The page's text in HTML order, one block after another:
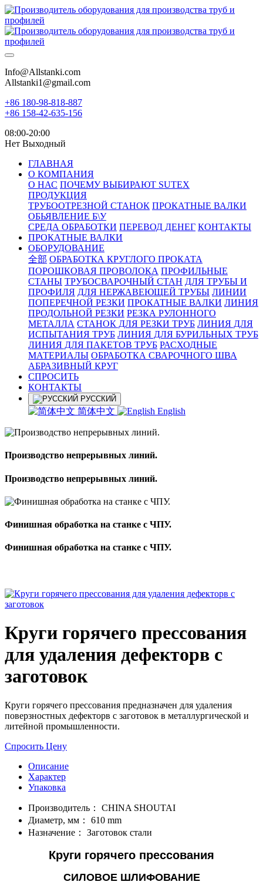
Info@Allstanki.com
Allstanki1@gmail.com
+86 180-98-818-887
+86 158-42-635-156
08:00-20:00
Нет Выходный
ГЛАВНАЯ
О КОМПАНИЯ
О НАС ПОЧЕМУ ВЫБИРАЮТ SUTEX
ПРОДУКЦИЯ
ТРУБООТРЕЗНОЙ СТАНОК ПРОКАТНЫЕ ВАЛКИ
ОБЬЯВЛЕНИЕ Б\У
СРЕДА ОБРАБОТКИ ПЕРЕВОД ДЕНЕГ КОНТАКТЫ
ПРОКАТНЫЕ ВАЛКИ
ОБОРУДОВАНИЕ
全部 ОБРАБОТКА КРУГЛОГО ПРОКАТА
ПОРОШКОВАЯ ПРОВОЛОКА ПРОФИЛЬНЫЕ
СТАНЫ ТРУБОСВАРОЧНЫЙ СТАН ДЛЯ ТРУБЫ И
ПРОФИЛЯ ДЛЯ НЕРЖАВЕЮЩЕЙ ТРУБЫ ЛИНИИ
ПОПЕРЕЧНОЙ РЕЗКИ ПРОКАТНЫЕ ВАЛКИ ЛИНИЯ
ПРОДОЛЬНОЙ РЕЗКИ РЕЗКА РУЛОННОГО
МЕТАЛЛА СТАНОК ДЛЯ РЕЗКИ ТРУБ ЛИНИЯ ДЛЯ
ИСПЫТАНИЯ ТРУБ ЛИНИЯ ДЛЯ БУРИЛЬНЫХ ТРУБ
ЛИНИЯ ДЛЯ ПАКЕТОВ ТРУБ РАСХОДНЫЕ
МАТЕРИАЛЫ OБРАБОТКА СВАРОЧНОГО ШВА
АБРАЗИВНЫЙ КРУГ
СПРОСИТЬ
КОНТАКТЫ
РУССКИЙ
简体中文 English
Производство непрерывных линий.
Производство непрерывных линий.
Финишная обработка на станке с ЧПУ.
Финишная обработка на станке с ЧПУ.
Круги горячего прессования
для удаления дефекторв с
заготовок
Круги горячего прессования предназначен для удаления
поверзностных дефекторв с заготовок в металлургической и
литейной промышленности.
Спросить Цену
Описание
Характер
Упаковка
Производитель：
CHINA SHOUTAI
Диаметр, мм：
610 mm
Назначение：
Заготовок стали
Круги горячего прессования
СИЛОВОЕ ШЛИФОВАНИЕ